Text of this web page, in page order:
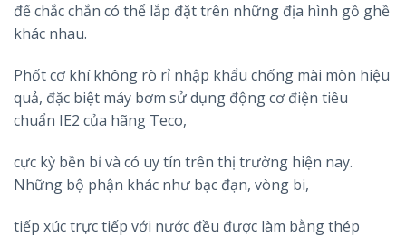
đế chắc chắn có thể lắp đặt trên những địa hình gồ ghề
khác nhau.
Phốt cơ khí không rò rỉ nhập khẩu chống mài mòn hiệu
quả, đặc biệt máy bơm sử dụng động cơ điện tiêu
chuẩn IE2 của hãng Teco,
cực kỳ bền bỉ và có uy tín trên thị trường hiện nay.
Những bộ phận khác như bạc đạn, vòng bi,
tiếp xúc trực tiếp với nước đều được làm bằng thép